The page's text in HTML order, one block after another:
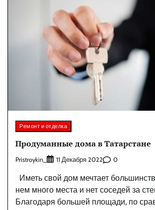
Ремонт и отделка
Продуманные дома в Татарстане
Pristroykin_ 11 Декабря 2022 0
Иметь свой дом мечтает
нем много места и нет соседей за
Благодаря большей площади, по